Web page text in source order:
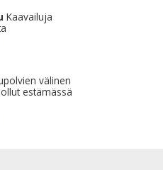
Kaavailuja
välinen
estämässä